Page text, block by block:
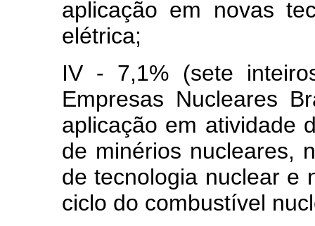
aplicação em novas
elétrica;
IV - 7,1% (sete
Empresas Nucleares
aplicação em atividade
de minérios nucleares,
de tecnologia nuclear e
ciclo do combustível